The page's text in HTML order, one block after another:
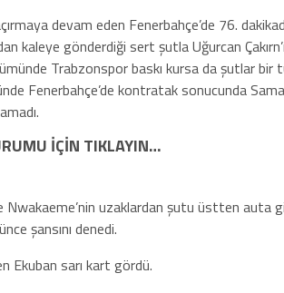
devam eden Fenerbahçe’de 76.
kaleye gönderdiği sert şutla Uğurcan
Trabzonspor baskı kursa da şutlar bir
Fenerbahçe’de kontratak sonucunda
İÇİN TIKLAYIN…
Nwakaeme’nin uzaklardan şutu üstten auta
şansını denedi.
Ekuban sarı kart gördü.